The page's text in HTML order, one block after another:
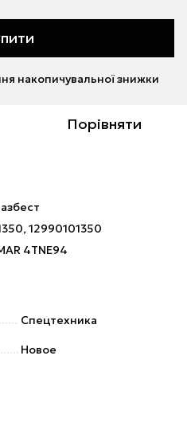
накопичувальної знижки
Порівняти
12990101350
4TNE94
Спецтехника
Новое